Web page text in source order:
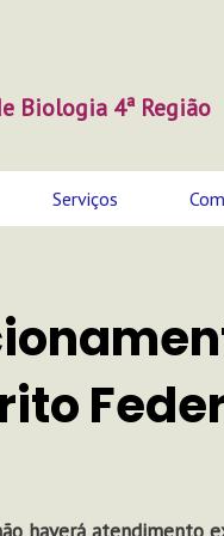
Biologia 4ª Região
Serviços